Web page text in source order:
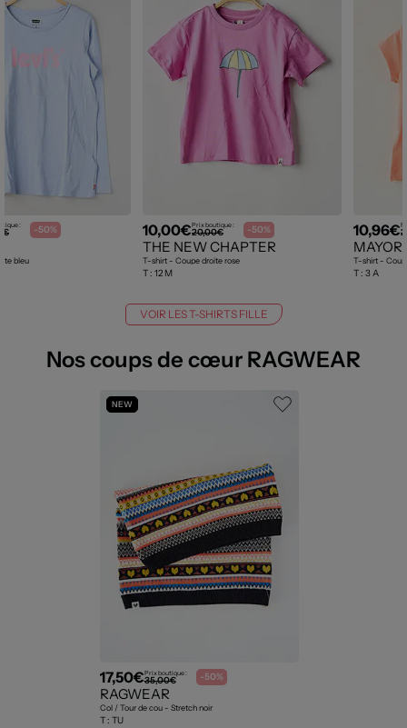
: -50%
bleu
10,00€Prix boutique :
20,00€ -50%
THE NEW CHAPTER
T-shirt - Coupe droite rose
T : 12 M
10,96€
T-shirt -
T : 3 A
VOIR LES T-SHIRTS FILLE
Nos coups de cœur RAGWEAR
NEW
17,50€Prix boutique :
35,00€ -50%
RAGWEAR
Col / Tour de cou - Stretch noir
T : TU